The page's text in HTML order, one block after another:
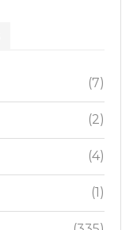
(7)
(2)
(4)
(1)